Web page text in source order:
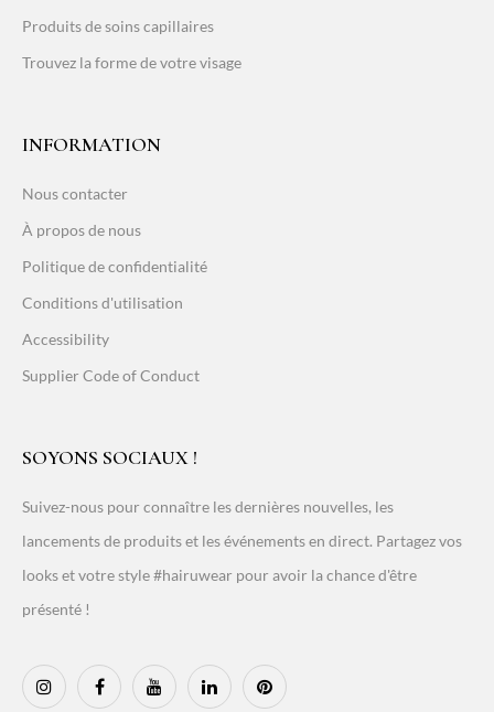
Produits de soins capillaires
Trouvez la forme de votre visage
INFORMATION
Nous contacter
À propos de nous
Politique de confidentialité
Conditions d'utilisation
Accessibility
Supplier Code of Conduct
SOYONS SOCIAUX !
Suivez-nous pour connaître les dernières nouvelles, les
lancements de produits et les événements en direct. Partagez vos
looks et votre style #hairuwear pour avoir la chance d'être
présenté !